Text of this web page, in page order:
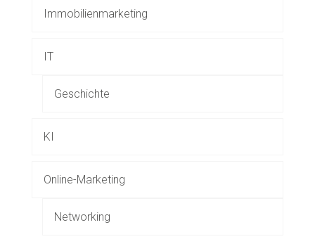
Immobilienmarketing
IT
Geschichte
KI
Online-Marketing
Networking